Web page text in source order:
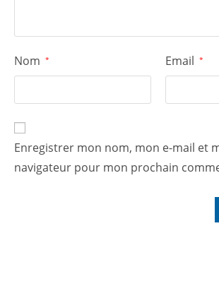
Nom * Email *
Enregistrer mon nom, mon e-mail et
navigateur pour mon prochain